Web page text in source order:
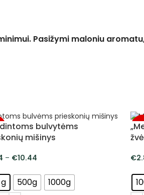
Pasižymi maloniu
bulvytėms
mišinys
– €10.44
500g 1000g
-
€